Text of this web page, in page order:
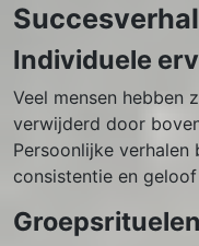
Individuele
Veel mensen hebben
verwijderd door
Persoonlijke verhalen
consistentie en